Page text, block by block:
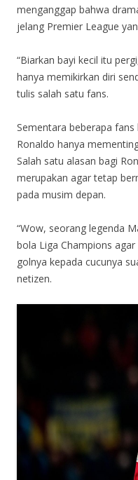
menganggap bahwa
jelang Premier League
“Biarkan bayi kecil itu
hanya memikirkan diri
tulis salah satu fans.
Sementara beberapa
Ronaldo hanya
Salah satu alasan bagi
merupakan agar tetap
pada musim depan.
“Wow, seorang legenda
bola Liga Champions
golnya kepada cucunya
netizen.